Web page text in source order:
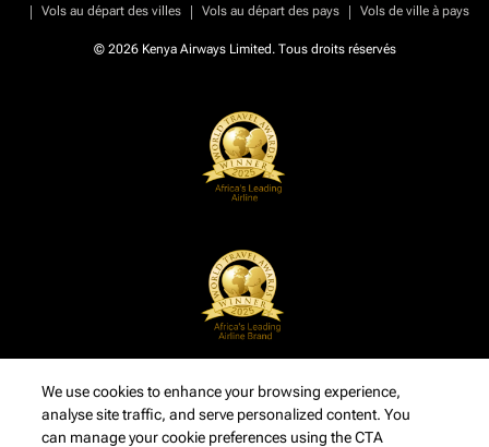
|
Vols au départ des villes | Vols au départ des pays | Vols de ville à pays
© 2026 Kenya Airways Limited. Tous droits réservés
We use cookies to enhance your browsing experience,
analyse site traffic, and serve personalized content. You
can manage your cookie preferences using the CTA